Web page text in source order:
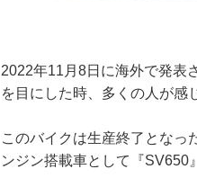
2022年11月8日に海外で発表
を目にした時、多くの人が感
このバイクは生産終了となっ
ンジン搭載車として『